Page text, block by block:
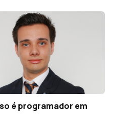
é programador em